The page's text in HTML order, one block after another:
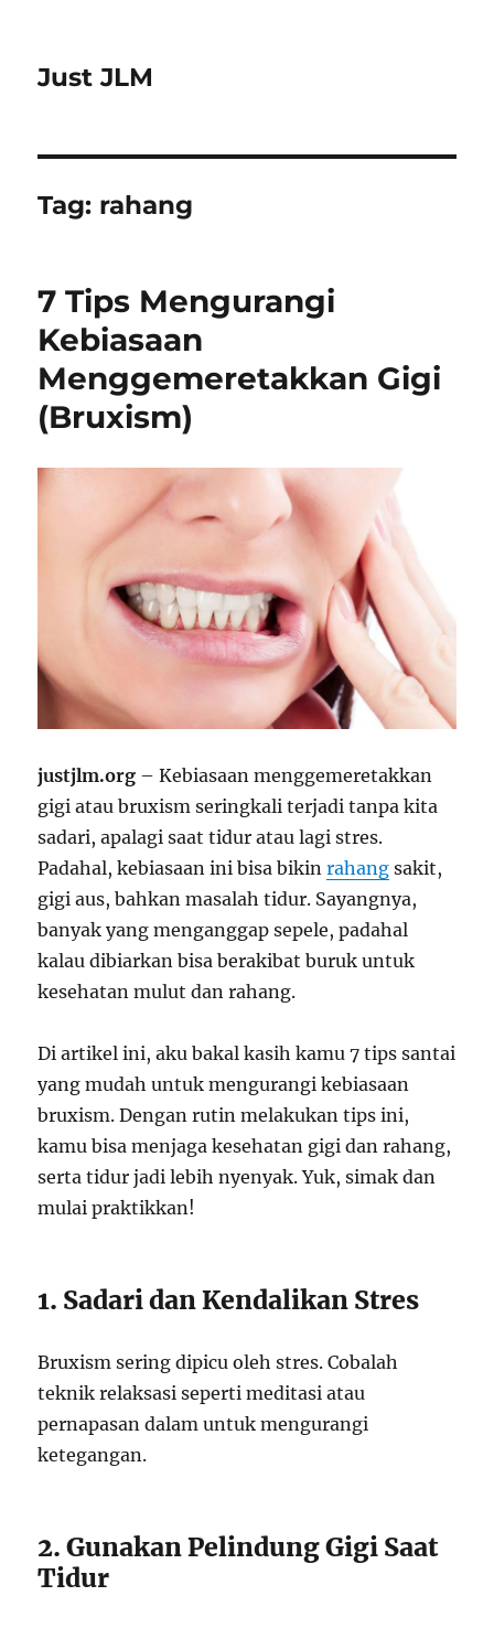
Just JLM
Tag: rahang
7 Tips Mengurangi
Kebiasaan
Menggemeretakkan Gigi
(Bruxism)
justjlm.org – Kebiasaan menggemeretakkan
gigi atau bruxism seringkali terjadi tanpa kita
sadari, apalagi saat tidur atau lagi stres.
Padahal, kebiasaan ini bisa bikinrahang sakit,
gigi aus, bahkan masalah tidur. Sayangnya,
banyak yang menganggap sepele, padahal
kalau dibiarkan bisa berakibat buruk untuk
kesehatan mulut dan rahang.
Di artikel ini, aku bakal kasih kamu 7 tips santai
yang mudah untuk mengurangi kebiasaan
bruxism. Dengan rutin melakukan tips ini,
kamu bisa menjaga kesehatan gigi dan rahang,
serta tidur jadi lebih nyenyak. Yuk, simak dan
mulai praktikkan!
1. Sadari dan Kendalikan Stres
Bruxism sering dipicu oleh stres. Cobalah
teknik relaksasi seperti meditasi atau
pernapasan dalam untuk mengurangi
ketegangan.
2. Gunakan Pelindung Gigi Saat
Tidur